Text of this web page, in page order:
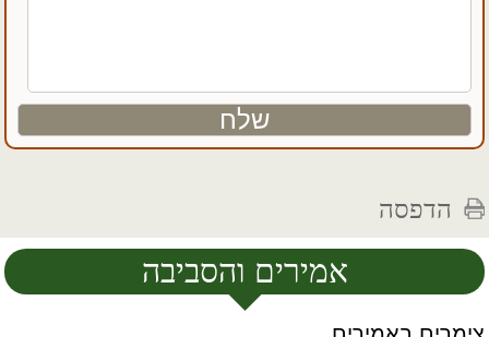
הדפסה
אמירים והסביבה